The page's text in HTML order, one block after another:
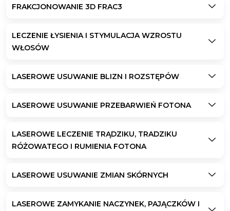
FRAKCJONOWANIE 3D FRAC3
LECZENIE ŁYSIENIA I STYMULACJA WZROSTU
WŁOSÓW
LASEROWE USUWANIE BLIZN I ROZSTĘPÓW
LASEROWE USUWANIE PRZEBARWIEŃ FOTONA
LASEROWE LECZENIE TRĄDZIKU, TRADZIKU
RÓŻOWATEGO I RUMIENIA FOTONA
LASEROWE USUWANIE ZMIAN SKÓRNYCH
LASEROWE ZAMYKANIE NACZYNEK, PAJĄCZKÓW I